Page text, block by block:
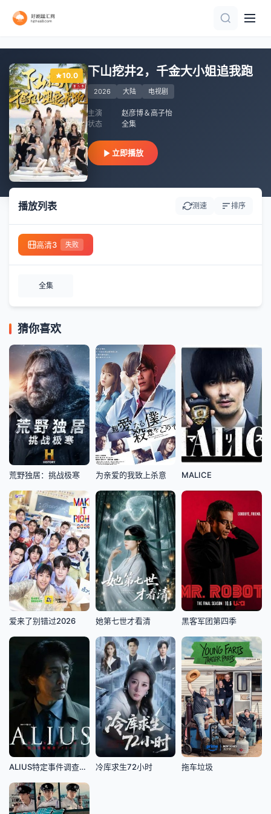
10.0 下山挖井2，千金大小姐追我跑
2026 大陆 电视剧
主演
赵彦博＆高子怡
状态
全集
立即播放
播放列表 测速 排序
高清3 失败
全集
猜你喜欢
第4集
荒野独居：挑战极寒
已完结
为亲爱的我致上杀意
全8集
MALICE
更新至03集
爱来了别错过2026
全集
她第七世才看清
已完结
黑客军团第四季
第3集
ALIUS特定事件调查档案
全集
冷库求生72小时
第6集完结
拖车垃圾
完结